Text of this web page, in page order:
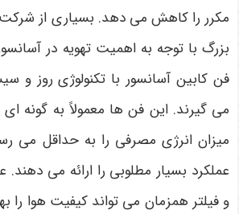
مکرر را کاهش می دهد. بسیاری از
بزرگ با توجه به اهمیت تهویه در
فن کابین آسانسور با تکنولوژی روز
می گیرند. این فن ها معمولاً به گونه
میزان انرژی مصرفی را به حداقل می
عملکرد بسیار مطلوبی را ارائه می دهند.
و فیلتر همزمان می تواند کیفیت هوا را